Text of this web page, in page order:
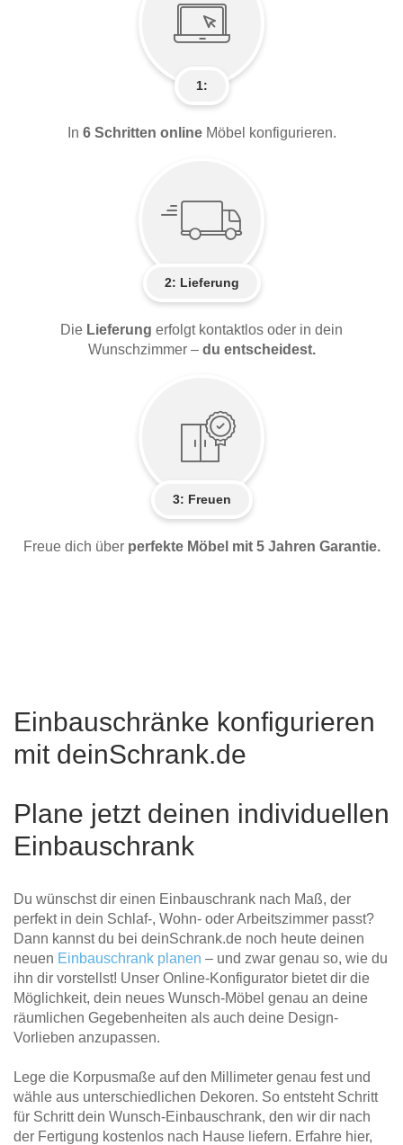
1:
In 6 Schritten online Möbel konfigurieren.
2: Lieferung
Die Lieferung erfolgt kontaktlos oder in dein
Wunschzimmer – du entscheidest.
3: Freuen
Freue dich über perfekte Möbel mit 5 Jahren Garantie.
Einbauschränke konfigurieren
mit deinSchrank.de
Plane jetzt deinen individuellen
Einbauschrank
Du wünschst dir einen Einbauschrank nach Maß, der
perfekt in dein Schlaf-, Wohn- oder Arbeitszimmer passt?
Dann kannst du bei deinSchrank.de noch heute deinen
neuen Einbauschrank planen – und zwar genau so, wie du
ihn dir vorstellst! Unser Online-Konfigurator bietet dir die
Möglichkeit, dein neues Wunsch-Möbel genau an deine
räumlichen Gegebenheiten als auch deine Design-
Vorlieben anzupassen.
Lege die Korpusmaße auf den Millimeter genau fest und
wähle aus unterschiedlichen Dekoren. So entsteht Schritt
für Schritt dein Wunsch-Einbauschrank, den wir dir nach
der Fertigung kostenlos nach Hause liefern. Erfahre hier,